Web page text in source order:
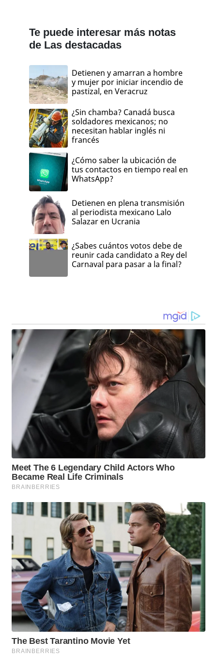
Te puede interesar más notas
de Las destacadas
Detienen y amarran a hombre
y mujer por iniciar incendio de
pastizal, en Veracruz
¿Sin chamba? Canadá busca
soldadores mexicanos; no
necesitan hablar inglés ni
francés
¿Cómo saber la ubicación de
tus contactos en tiempo real en
WhatsApp?
Detienen en plena transmisión
al periodista mexicano Lalo
Salazar en Ucrania
¿Sabes cuántos votos debe de
reunir cada candidato a Rey del
Carnaval para pasar a la final?